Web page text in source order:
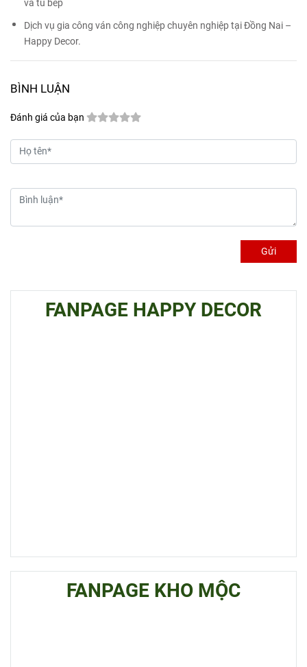
và tủ bếp
Dịch vụ gia công ván công nghiệp chuyên nghiệp tại Đồng Nai –
Happy Decor.
BÌNH LUẬN
Đánh giá của bạn
Gửi
FANPAGE HAPPY DECOR
FANPAGE KHO MỘC